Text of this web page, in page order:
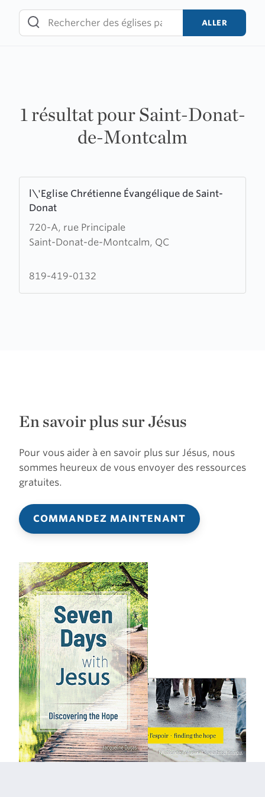
content
ALLER
1 résultat pour Saint-Donat-
de-Montcalm
l\'Eglise Chrétienne Évangélique de Saint-
Donat
720-A, rue Principale
Saint-Donat-de-Montcalm, QC
more
about
l\'Eglise
Chrétienne
de819-419-0132
En savoir plus sur Jésus
Pour vous aider à en savoir plus sur Jésus, nous
sommes heureux de vous envoyer des ressources
gratuites.
COMMANDEZ MAINTENANT